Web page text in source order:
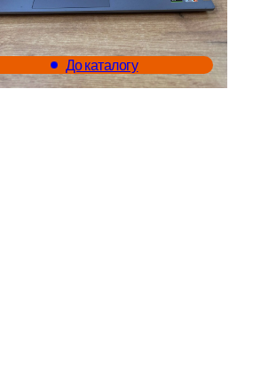
До каталогу